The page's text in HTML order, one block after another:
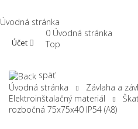
Úvodná stránka
Účet
0 Úvodná stránka
Top
späť
Úvodná stránka
Závlaha a
Elektroinštalačný materiál
rozbočná 75x75x40 IP54 (A8)